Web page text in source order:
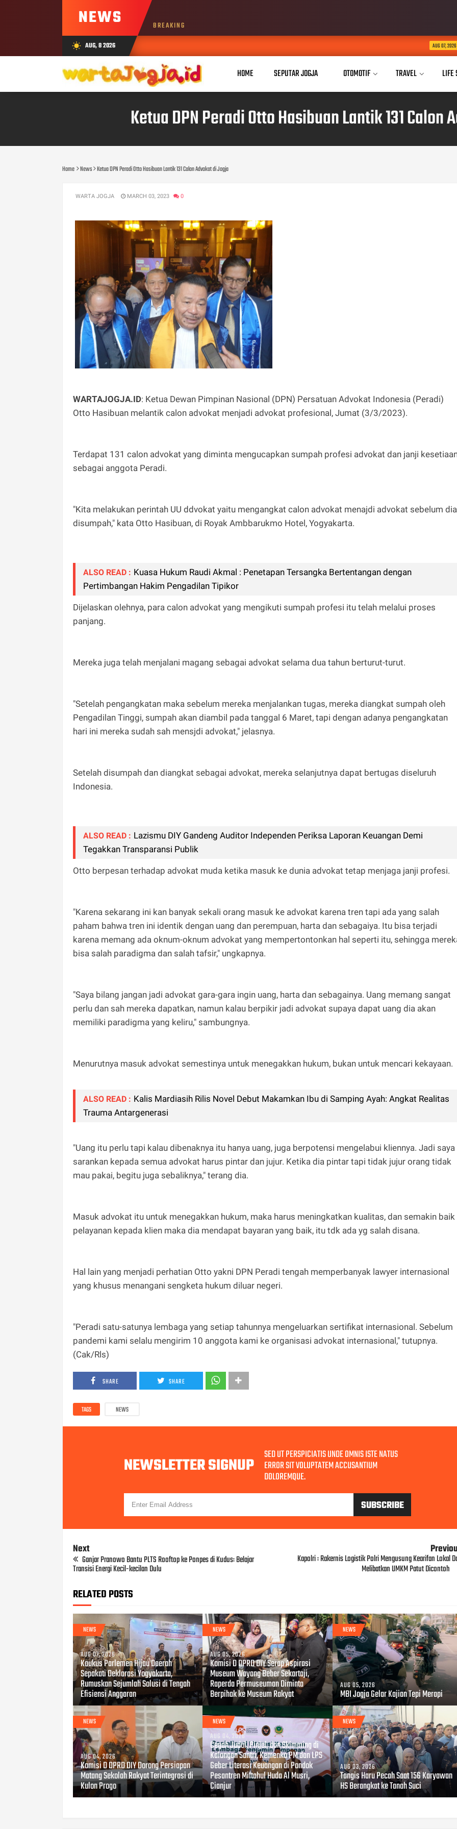
NEWS BREAKING
wb_sunny AUG, 8 2026 Buka Akses
HOME SEPUTAR JOGJA OTOMOTIF TRAVEL LIFE
Ketua DPN Peradi Otto Hasibuan Lantik 131 Calon
Home News Ketua DPN Peradi Otto Hasibuan Lantik 131 Calon Advokat di Jogja
WARTA JOGJA MARCH 03, 2023 0
WARTAJOGJA.ID: Ketua Dewan Pimpinan Nasional (DPN) Persatuan Advokat Indonesia (Peradi)
Otto Hasibuan melantik calon advokat menjadi advokat profesional, Jumat (3/3/2023).
Terdapat 131 calon advokat yang diminta mengucapkan sumpah profesi advokat dan janji
sebagai anggota Peradi.
"Kita melakukan perintah UU ddvokat yaitu mengangkat calon advokat menajdi advokat sebelum dia
disumpah," kata Otto Hasibuan, di Royak Ambbarukmo Hotel, Yogyakarta.
ALSO READ : Kuasa Hukum Raudi Akmal : Penetapan Tersangka Bertentangan dengan
Pertimbangan Hakim Pengadilan Tipikor
Dijelaskan olehnya, para calon advokat yang mengikuti sumpah profesi itu telah melalui proses
panjang.
Mereka juga telah menjalani magang sebagai advokat selama dua tahun berturut-turut.
"Setelah pengangkatan maka sebelum mereka menjalankan tugas, mereka diangkat sumpah oleh
Pengadilan Tinggi, sumpah akan diambil pada tanggal 6 Maret, tapi dengan adanya pengangkatan
hari ini mereka sudah sah mensjdi advokat," jelasnya.
Setelah disumpah dan diangkat sebagai advokat, mereka selanjutnya dapat bertugas diseluruh
Indonesia.
ALSO READ : Lazismu DIY Gandeng Auditor Independen Periksa Laporan Keuangan Demi
Tegakkan Transparansi Publik
Otto berpesan terhadap advokat muda ketika masuk ke dunia advokat tetap menjaga janji profesi.
"Karena sekarang ini kan banyak sekali orang masuk ke advokat karena tren tapi ada yang salah
paham bahwa tren ini identik dengan uang dan perempuan, harta dan sebagaiya. Itu bisa terjadi
karena memang ada oknum-oknum advokat yang mempertontonkan hal seperti itu, sehingga
bisa salah paradigma dan salah tafsir," ungkapnya.
"Saya bilang jangan jadi advokat gara-gara ingin uang, harta dan sebagainya. Uang memang sangat
perlu dan sah mereka dapatkan, namun kalau berpikir jadi advokat supaya dapat uang dia akan
memiliki paradigma yang keliru," sambungnya.
Menurutnya masuk advokat semestinya untuk menegakkan hukum, bukan untuk mencari kekayaan.
ALSO READ : Kalis Mardiasih Rilis Novel Debut Makamkan Ibu di Samping Ayah: Angkat Realitas
Trauma Antargenerasi
"Uang itu perlu tapi kalau dibenaknya itu hanya uang, juga berpotensi mengelabui kliennya. Jadi saya
sarankan kepada semua advokat harus pintar dan jujur. Ketika dia pintar tapi tidak jujur orang tidak
mau pakai, begitu juga sebaliknya," terang dia.
Masuk advokat itu untuk menegakkan hukum, maka harus meningkatkan kualitas, dan semakin baik
pelayanan kepada klien maka dia mendapat bayaran yang baik, itu tdk ada yg salah disana.
Hal lain yang menjadi perhatian Otto yakni DPN Peradi tengah memperbanyak lawyer internasional
yang khusus menangani sengketa hukum diluar negeri.
"Peradi satu-satunya lembaga yang setiap tahunnya mengeluarkan sertifikat internasional. Sebelum
pandemi kami selalu mengirim 10 anggota kami ke organisasi advokat internasional," tutupnya.
(Cak/Rls)
SHARE SHARE
TAGS NEWS
NEWSLETTER SIGNUP SED UT PERSPICIATIS UNDE OMNIS ISTE NATUS
ERROR SIT VOLUPTATEM ACCUSANTIUM
DOLOREMQUE.
Next
Ganjar Pranowo Bantu PLTS Rooftop ke Ponpes di Kudus: Belajar
Transisi Energi Kecil-kecilan Dulu
Kapolri : Rakernis Logistik Polri Mengusung Kearifan Lokal
Melibatkan UMKM Patut Dicontoh
RELATED POSTS
NEWS
AUG 07, 2026
Kaukus Parlemen Hijau Daerah
Sepakati Deklarasi Yogyakarta,
Rumuskan Sejumlah Solusi di Tengah
Efisiensi Anggaran
NEWS
AUG 05, 2026
Komisi D DPRD DIY Serap Aspirasi
Museum Wayang Beber Sekartaji,
Raperda Permuseuman Diminta
Berpihak ke Museum Rakyat
NEWS
AUG 05, 2026
MBI Jogja Gelar Kajian Tepi Merapi
NEWS
AUG 04, 2026
Komisi D DPRD DIY Dorong Persiapan
Matang Sekolah Rakyat Terintegrasi di
Kulon Progo
NEWS
AUG 04, 2026
Cegah Judol, Pinjol, dan Skimming di
Kalangan Santri, Kemenko PM dan LPS
Geber Literasi Keuangan di Pondok
Pesantren Miftahul Huda Al Musri,
Cianjur
NEWS
AUG 03, 2026
Tangis Haru Pecah Saat 156 Karyawan
HS Berangkat ke Tanah Suci